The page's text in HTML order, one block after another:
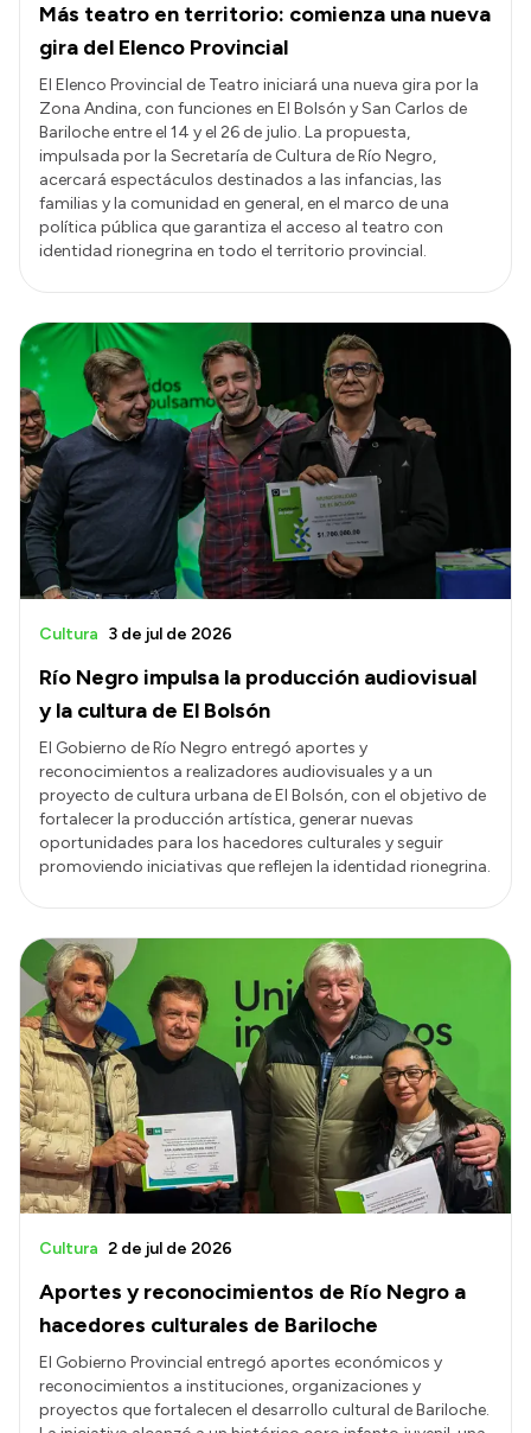
Transparencia
Presupuesto
Boletín Oficial
Compras y licitaciones
Consulta de expedientes
Consulta de pago a proveedores
Convocatorias
Login
Más teatro en territorio: comienza una nueva
gira del Elenco Provincial
El Elenco Provincial de Teatro iniciará una nueva gira por la
Zona Andina, con funciones en El Bolsón y San Carlos de
Bariloche entre el 14 y el 26 de julio. La propuesta,
impulsada por la Secretaría de Cultura de Río Negro,
acercará espectáculos destinados a las infancias, las
familias y la comunidad en general, en el marco de una
política pública que garantiza el acceso al teatro con
identidad rionegrina en todo el territorio provincial.
Río Negro impulsa la producción audiovisual
y la cultura de El Bolsón
Cultura 3 de jul de 2026
El Gobierno de Río Negro entregó aportes y
reconocimientos a realizadores audiovisuales y a un
proyecto de cultura urbana de El Bolsón, con el objetivo de
fortalecer la producción artística, generar nuevas
oportunidades para los hacedores culturales y seguir
promoviendo iniciativas que reflejen la identidad rionegrina.
Aportes y reconocimientos de Río Negro a
hacedores culturales de Bariloche
Cultura 2 de jul de 2026
El Gobierno Provincial entregó aportes económicos y
reconocimientos a instituciones, organizaciones y
proyectos que fortalecen el desarrollo cultural de Bariloche.